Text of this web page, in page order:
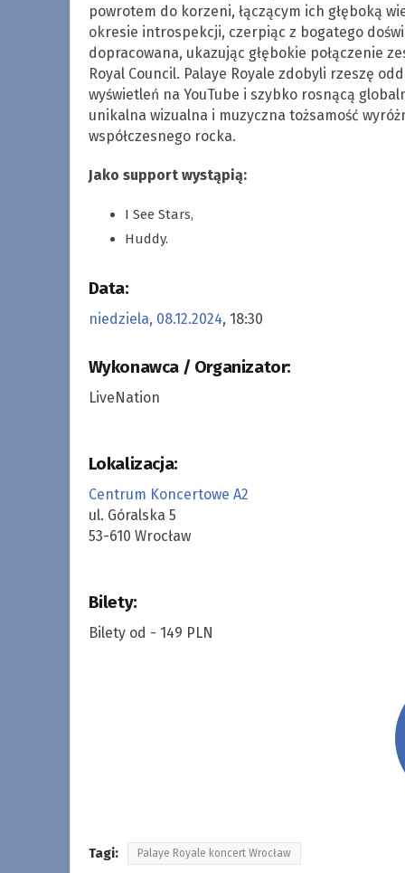
powrotem do korzeni, łączącym ich głęboką
okresie introspekcji, czerpiąc z bogatego
dopracowana, ukazując głębokie połączenie
Royal Council. Palaye Royale zdobyli rzeszę
wyświetleń na YouTube i szybko rosnącą
unikalna wizualna i muzyczna tożsamość
współczesnego rocka.
Jako support wystąpią:
I See Stars,
Huddy.
Data:
niedziela, 08.12.2024, 18:30
Wykonawca / Organizator:
LiveNation
Lokalizacja:
Centrum Koncertowe A2
ul. Góralska 5
53-610 Wrocław
Bilety:
Bilety od - 149 PLN
Tagi: Palaye Royale koncert Wrocław